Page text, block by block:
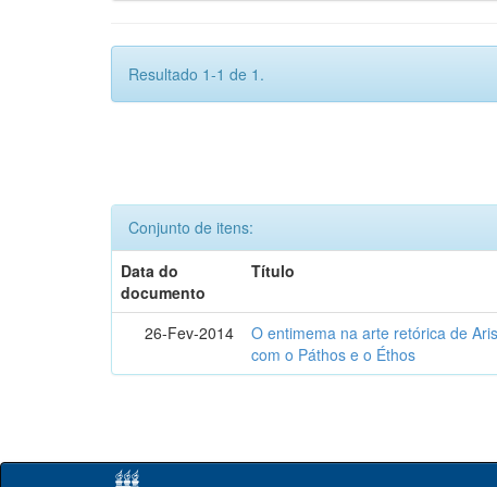
Resultado 1-1 de 1.
Conjunto de itens:
Data do
documento
Título
26-Fev-2014
O entimema na arte retórica de
com o Páthos e o Éthos